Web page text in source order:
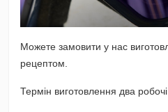
Можете замовити у нас
рецептом.
Термін виготовлення два робочі